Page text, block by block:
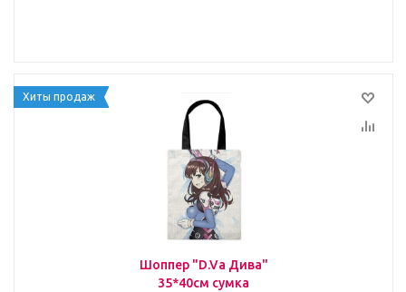
Хиты продаж
Шоппер "D.Va Дива"
35*40см сумка